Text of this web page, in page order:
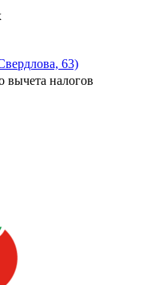
63)
вычета налогов